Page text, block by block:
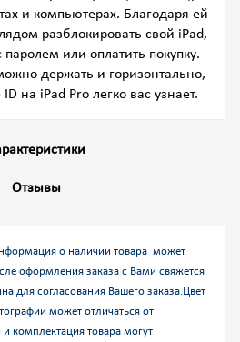
и компьютерах. Благодаря ей
разблокировать свой iPad,
или оплатить покупку.
держать и горизонтально,
на iPad Pro легко вас узнает.
Отзывы
о наличии товара может
оформления заказа с Вами свяжется
для согласования Вашего заказа.Цвет
может отличаться от
и комплектация товара могут